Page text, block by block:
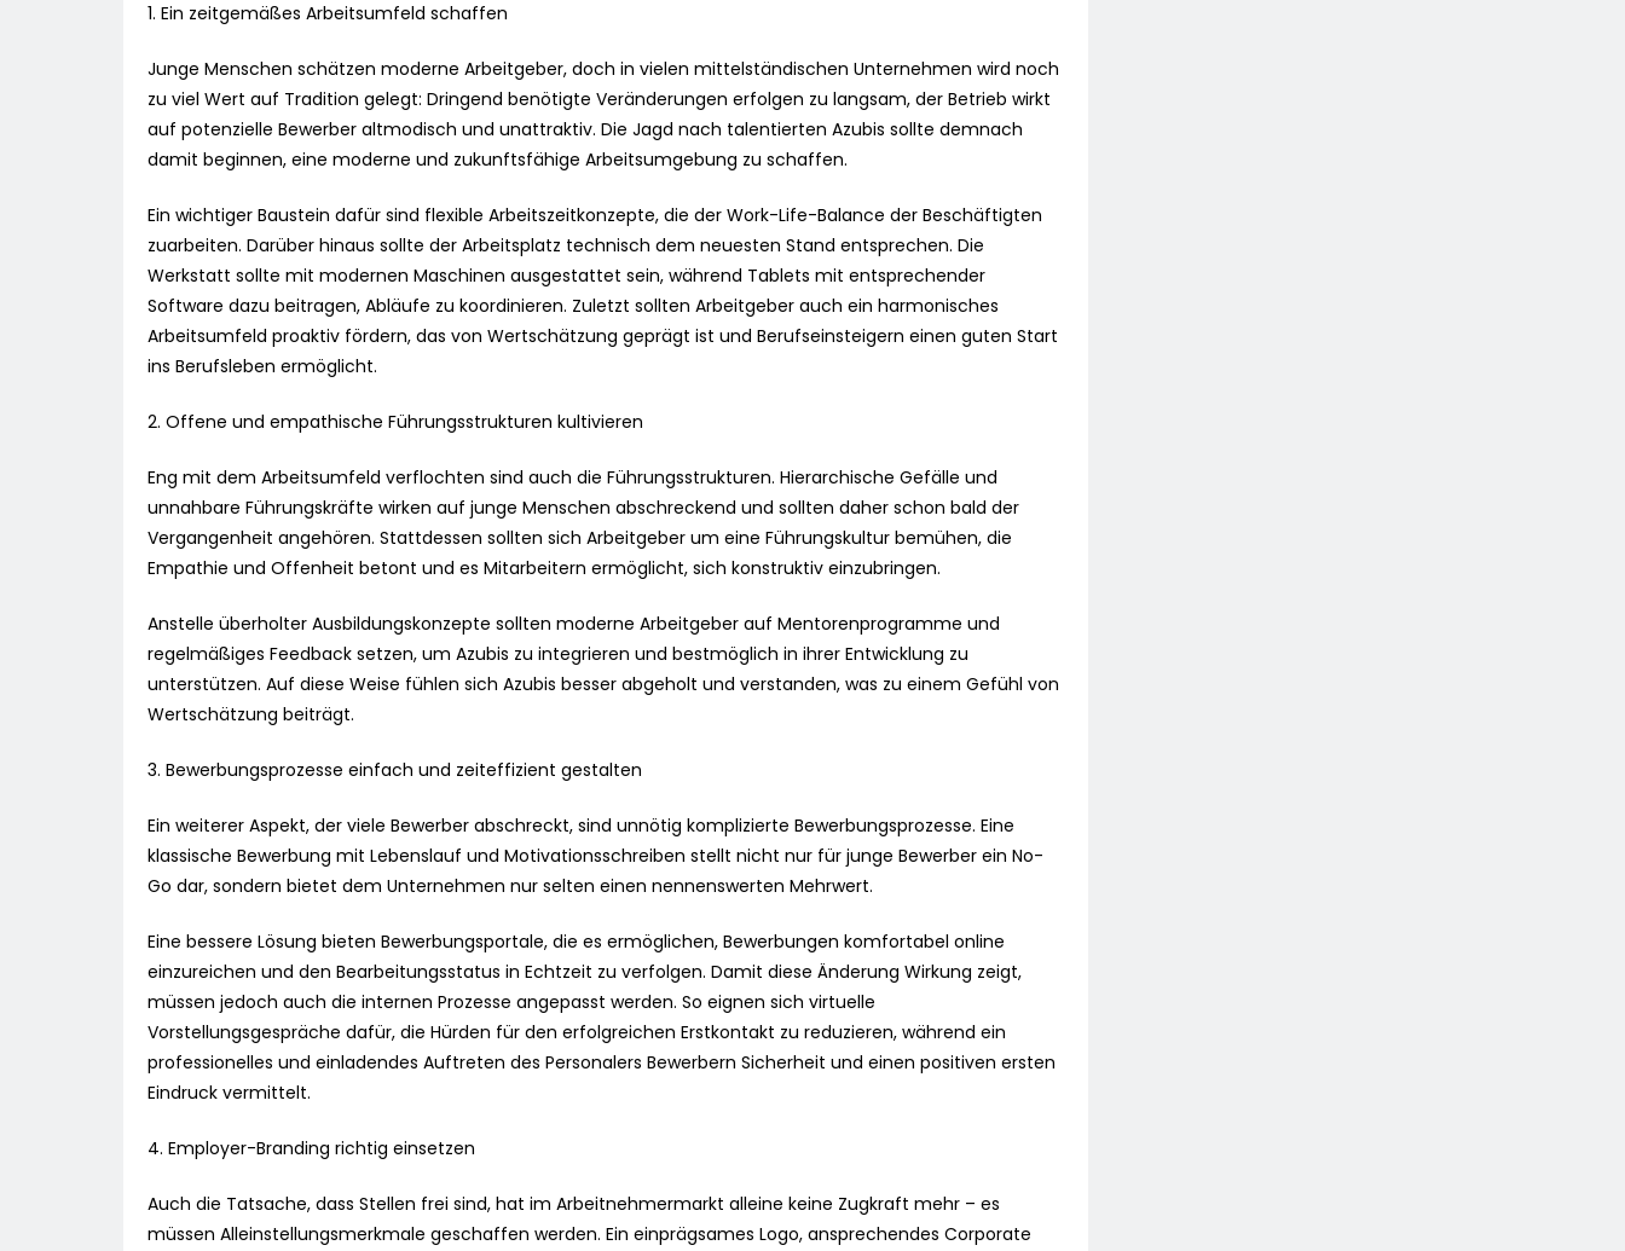
1. Ein zeitgemäßes Arbeitsumfeld schaffen
Junge Menschen schätzen moderne Arbeitgeber, doch in vielen mittelständischen Unternehmen wird noch
zu viel Wert auf Tradition gelegt: Dringend benötigte Veränderungen erfolgen zu langsam, der Betrieb wirkt
auf potenzielle Bewerber altmodisch und unattraktiv. Die Jagd nach talentierten Azubis sollte demnach
damit beginnen, eine moderne und zukunftsfähige Arbeitsumgebung zu schaffen.
Ein wichtiger Baustein dafür sind flexible Arbeitszeitkonzepte, die der Work-Life-Balance der Beschäftigten
zuarbeiten. Darüber hinaus sollte der Arbeitsplatz technisch dem neuesten Stand entsprechen. Die
Werkstatt sollte mit modernen Maschinen ausgestattet sein, während Tablets mit entsprechender
Software dazu beitragen, Abläufe zu koordinieren. Zuletzt sollten Arbeitgeber auch ein harmonisches
Arbeitsumfeld proaktiv fördern, das von Wertschätzung geprägt ist und Berufseinsteigern einen guten Start
ins Berufsleben ermöglicht.
2. Offene und empathische Führungsstrukturen kultivieren
Eng mit dem Arbeitsumfeld verflochten sind auch die Führungsstrukturen. Hierarchische Gefälle und
unnahbare Führungskräfte wirken auf junge Menschen abschreckend und sollten daher schon bald der
Vergangenheit angehören. Stattdessen sollten sich Arbeitgeber um eine Führungskultur bemühen, die
Empathie und Offenheit betont und es Mitarbeitern ermöglicht, sich konstruktiv einzubringen.
Anstelle überholter Ausbildungskonzepte sollten moderne Arbeitgeber auf Mentorenprogramme und
regelmäßiges Feedback setzen, um Azubis zu integrieren und bestmöglich in ihrer Entwicklung zu
unterstützen. Auf diese Weise fühlen sich Azubis besser abgeholt und verstanden, was zu einem Gefühl von
Wertschätzung beiträgt.
3. Bewerbungsprozesse einfach und zeiteffizient gestalten
Ein weiterer Aspekt, der viele Bewerber abschreckt, sind unnötig komplizierte Bewerbungsprozesse. Eine
klassische Bewerbung mit Lebenslauf und Motivationsschreiben stellt nicht nur für junge Bewerber ein No-
Go dar, sondern bietet dem Unternehmen nur selten einen nennenswerten Mehrwert.
Eine bessere Lösung bieten Bewerbungsportale, die es ermöglichen, Bewerbungen komfortabel online
einzureichen und den Bearbeitungsstatus in Echtzeit zu verfolgen. Damit diese Änderung Wirkung zeigt,
müssen jedoch auch die internen Prozesse angepasst werden. So eignen sich virtuelle
Vorstellungsgespräche dafür, die Hürden für den erfolgreichen Erstkontakt zu reduzieren, während ein
professionelles und einladendes Auftreten des Personalers Bewerbern Sicherheit und einen positiven ersten
Eindruck vermittelt.
4. Employer-Branding richtig einsetzen
Auch die Tatsache, dass Stellen frei sind, hat im Arbeitnehmermarkt alleine keine Zugkraft mehr – es
müssen Alleinstellungsmerkmale geschaffen werden. Ein einprägsames Logo, ansprechendes Corporate